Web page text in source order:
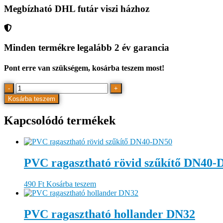
Megbízható DHL futár viszi házhoz
Minden termékre legalább 2 év garancia
Pont erre van szükségem, kosárba teszem most!
-
PVC
ragasztható
toldó
DN50
+
Kosárba teszem
Kapcsolódó termékek
PVC ragasztható rövid szűkítő DN40-
490 Ft Kosárba teszem
PVC ragasztható hollander DN32